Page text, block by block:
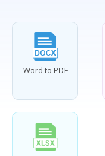
Word to PDF